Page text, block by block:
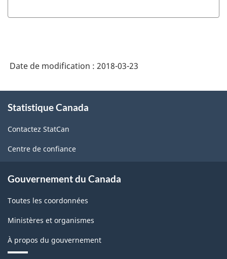
Date de modification : 2018-03-23
propos
ce
site
Statistique Canada
Contactez StatCan
Centre de confiance
Gouvernement du Canada
Toutes les coordonnées
Ministères et organismes
À propos du gouvernement